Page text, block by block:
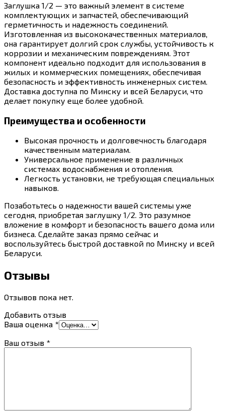
Заглушка 1/2 — это важный элемент в системе
комплектующих и запчастей, обеспечивающий
герметичность и надежность соединений.
Изготовленная из высококачественных материалов,
она гарантирует долгий срок службы, устойчивость к
коррозии и механическим повреждениям. Этот
компонент идеально подходит для использования в
жилых и коммерческих помещениях, обеспечивая
безопасность и эффективность инженерных систем.
Доставка доступна по Минску и всей Беларуси, что
делает покупку еще более удобной.
Преимущества и особенности
Высокая прочность и долговечность благодаря
качественным материалам.
Универсальное применение в различных
системах водоснабжения и отопления.
Легкость установки, не требующая специальных
навыков.
Позаботьтесь о надежности вашей системы уже
сегодня, приобретая заглушку 1/2. Это разумное
вложение в комфорт и безопасность вашего дома или
бизнеса. Сделайте заказ прямо сейчас и
воспользуйтесь быстрой доставкой по Минску и всей
Беларуси.
Отзывы
Отзывов пока нет.
Добавить отзыв
Ваша оценка *
Ваш отзыв *